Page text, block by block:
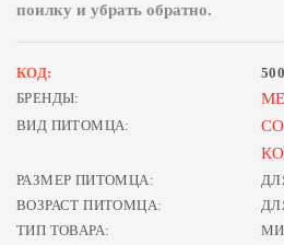
поилку и убрать обратно.
КОД:
БРЕНДЫ:
ВИД ПИТОМЦА:
РАЗМЕР ПИТОМЦА:
ВОЗРАСТ ПИТОМЦА:
ТИП ТОВАРА: